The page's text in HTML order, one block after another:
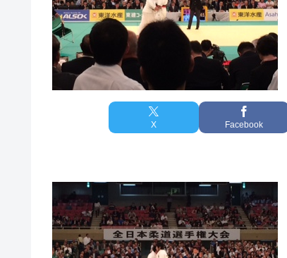
X Facebook